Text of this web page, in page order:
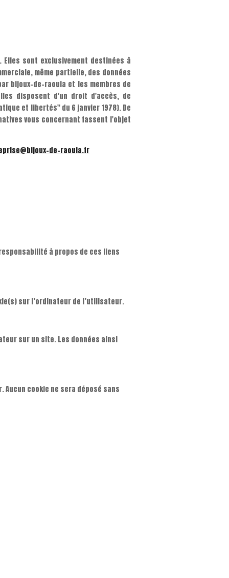
sont exclusivement destinées à
même partielle, des données
bijoux-de-raouia et les membres de
disposent d'un droit d'accès, de
et libertés" du 6 janvier 1978). De
vous concernant fassent l'objet
de-raouia.fr
à propos de ces liens
sur l’ordinateur de l’utilisateur.
sur un site. Les données ainsi
cookie ne sera déposé sans